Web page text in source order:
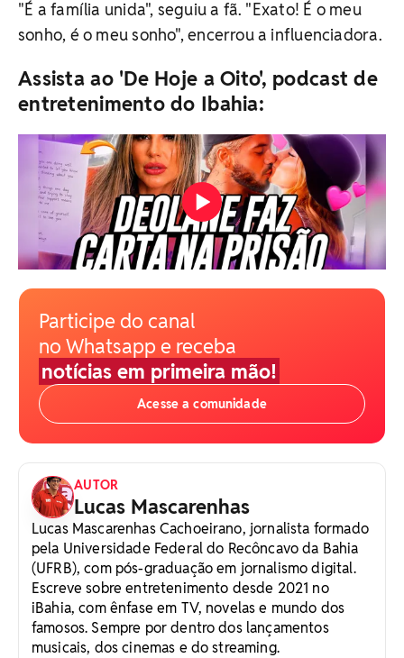
"É a família unida", seguiu a fã. "Exato! É o meu
sonho, é o meu sonho", encerrou a influenciadora.
Assista ao 'De Hoje a Oito', podcast de
entretenimento do Ibahia:
Participe do canal
no Whatsapp e receba
notícias em primeira mão!
Acesse a comunidade
AUTOR
Lucas Mascarenhas
Lucas Mascarenhas Cachoeirano, jornalista formado
pela Universidade Federal do Recôncavo da Bahia
(UFRB), com pós-graduação em jornalismo digital.
Escreve sobre entretenimento desde 2021 no
iBahia, com ênfase em TV, novelas e mundo dos
famosos. Sempre por dentro dos lançamentos
musicais, dos cinemas e do streaming.